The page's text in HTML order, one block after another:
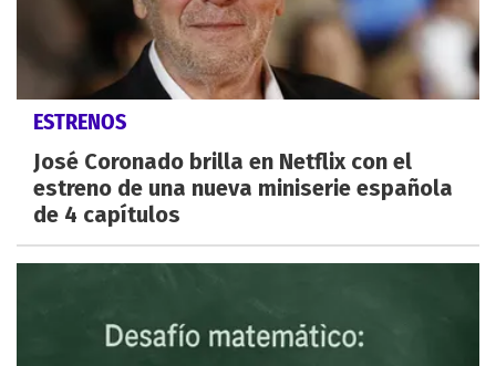
ESTRENOS
José Coronado brilla en Netflix con el
estreno de una nueva miniserie española
de 4 capítulos